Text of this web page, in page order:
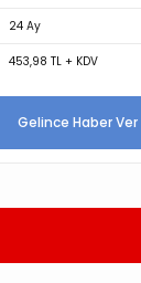
24 Ay
453,98 TL + KDV
Gelince Haber Ver